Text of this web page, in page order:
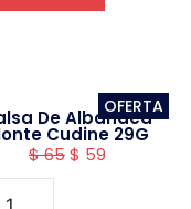
OFERTA
De Albahaca
Cudine 29G
$65$ 59